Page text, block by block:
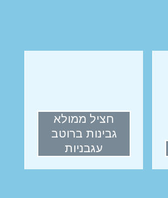
חציל ממולא
גבינות ברוטב
עגבניות